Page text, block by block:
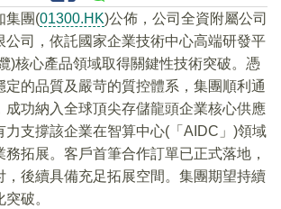
集團(01300.HK)公佈，公司全資附屬公司
公司，依託國家企業技術中心高端研發平
)核心產品領域取得關鍵性技術突破。憑
定的品質及嚴苛的質控體系，集團順利通
成功納入全球頂尖存儲龍頭企業核心供應
力支撐該企業在智算中心(「AIDC」)領域
務拓展。客戶首筆合作訂單已正式落地，
，後續具備充足拓展空間。集團期望持續
破。